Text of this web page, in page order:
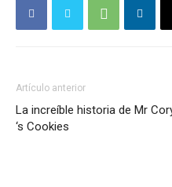
Artículo anterior
La increíble historia de Mr
‘s Cookies